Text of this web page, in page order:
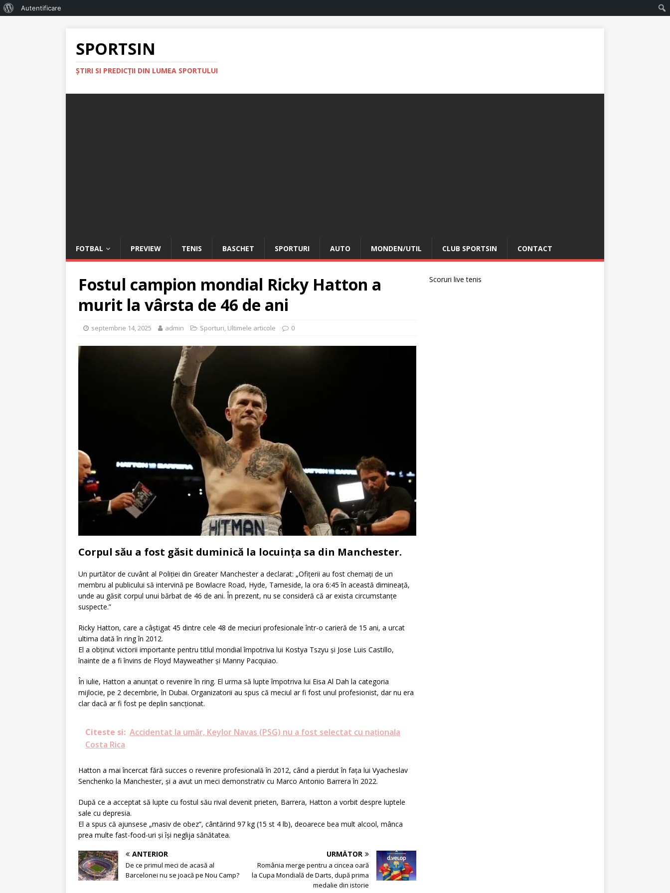
Autentificare
SPORTSIN
ŞTIRI SI PREDICŢII DIN LUMEA SPORTULUI
FOTBAL PREVIEW TENIS BASCHET SPORTURI AUTO MONDEN/UTIL CLUB SPORTSIN CONTACT
Fostul campion mondial Ricky Hatton a
murit la vârsta de 46 de ani
septembrie 14, 2025 admin Sporturi, Ultimele articole 0
Corpul său a fost găsit duminică la locuința sa din Manchester.
Un purtător de cuvânt al Poliției din Greater Manchester a declarat: „Ofițerii au fost chemați de un
membru al publicului să intervină pe Bowlacre Road, Hyde, Tameside, la ora 6:45 în această dimineață,
unde au găsit corpul unui bărbat de 46 de ani. În prezent, nu se consideră că ar exista circumstanțe
suspecte.”
Ricky Hatton, care a câștigat 45 dintre cele 48 de meciuri profesionale într-o carieră de 15 ani, a urcat
ultima dată în ring în 2012.
El a obținut victorii importante pentru titlul mondial împotriva lui Kostya Tszyu și Jose Luis Castillo,
înainte de a fi învins de Floyd Mayweather și Manny Pacquiao.
În iulie, Hatton a anunțat o revenire în ring. El urma să lupte împotriva lui Eisa Al Dah la categoria
mijlocie, pe 2 decembrie, în Dubai. Organizatorii au spus că meciul ar fi fost unul profesionist, dar nu era
clar dacă ar fi fost pe deplin sancționat.
Citeste si: Accidentat la umăr, Keylor Navas (PSG) nu a fost selectat cu naționala
Costa Rica
Hatton a mai încercat fără succes o revenire profesională în 2012, când a pierdut în fața lui Vyacheslav
Senchenko la Manchester, și a avut un meci demonstrativ cu Marco Antonio Barrera în 2022.
După ce a acceptat să lupte cu fostul său rival devenit prieten, Barrera, Hatton a vorbit despre luptele
sale cu depresia.
El a spus că ajunsese „masiv de obez”, cântărind 97 kg (15 st 4 lb), deoarece bea mult alcool, mânca
prea multe fast-food-uri și își neglija sănătatea.
ANTERIOR
De ce primul meci de acasă al
Barcelonei nu se joacă pe Nou Camp?
URMĂTOR
România merge pentru a cincea oară
la Cupa Mondială de Darts, după prima
medalie din istorie
Scoruri live tenis